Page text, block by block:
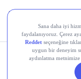
Ayrıcalıklar
Kişisel Verilerin